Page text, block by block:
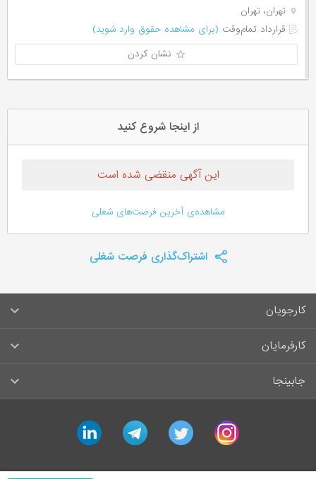
تهران، تهران
قرارداد تمام‌وقت (برای مشاهده حقوق وارد شوید)
نشان کردن
از اینجا شروع کنید
این آگهی منقضی شده است
مشاهده‌ی آخرین فرصت‌های شغلی
اشتراک‌گذاری فرصت شغلی
کارجویان
سوالات متداول کارجویان
لیست مشاغل
آگهی‌های استخدام
کارفرمایان
راهنمای ثبت آگهی استخدام
قوانین و مقررات کارفرمایان
جابینجا
جابینجا در رسانه‌ها
راهنمای استفاده برای کارجویان
instagram
twitter
telegram
linkedin